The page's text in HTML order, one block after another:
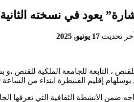
يعود في نسخته
آخر تحديث 17 يونيو, 2025
من الساعة 10 صباحا. حيث سيعرف عنصر التشويق والإثارة بين المتبارين الرماة للظفر باللقب.
ضمن الأنشطة الثقافية التي تعرفها